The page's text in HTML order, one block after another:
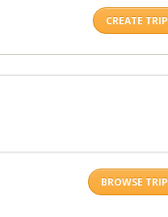
CREATE TRIP
BROWSE TRIP